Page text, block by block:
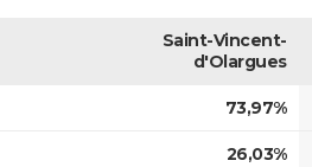
Saint-Vincent-
d'Olargues
73,97%
26,03%